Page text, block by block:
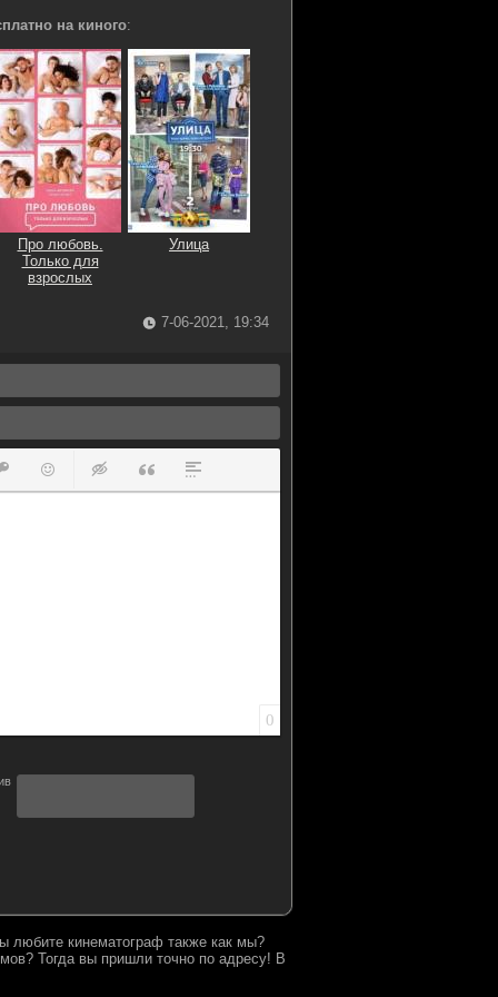
на киного:
Про любовь.
Только для
взрослых
Улица
7-06-2021, 19:34
список
ссылкузащищенную ссылку
Вставить смайлик
Вставка скрытого текста
Вставка цитаты
Вставка спойлера
0
любите кинематограф также как мы?
Тогда вы пришли точно по адресу! В